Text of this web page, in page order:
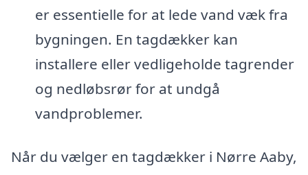
er essentielle for at lede vand væk fra
bygningen. En tagdækker kan
installere eller vedligeholde tagrender
og nedløbsrør for at undgå
vandproblemer.
Når du vælger en tagdækker i Nørre Aaby,